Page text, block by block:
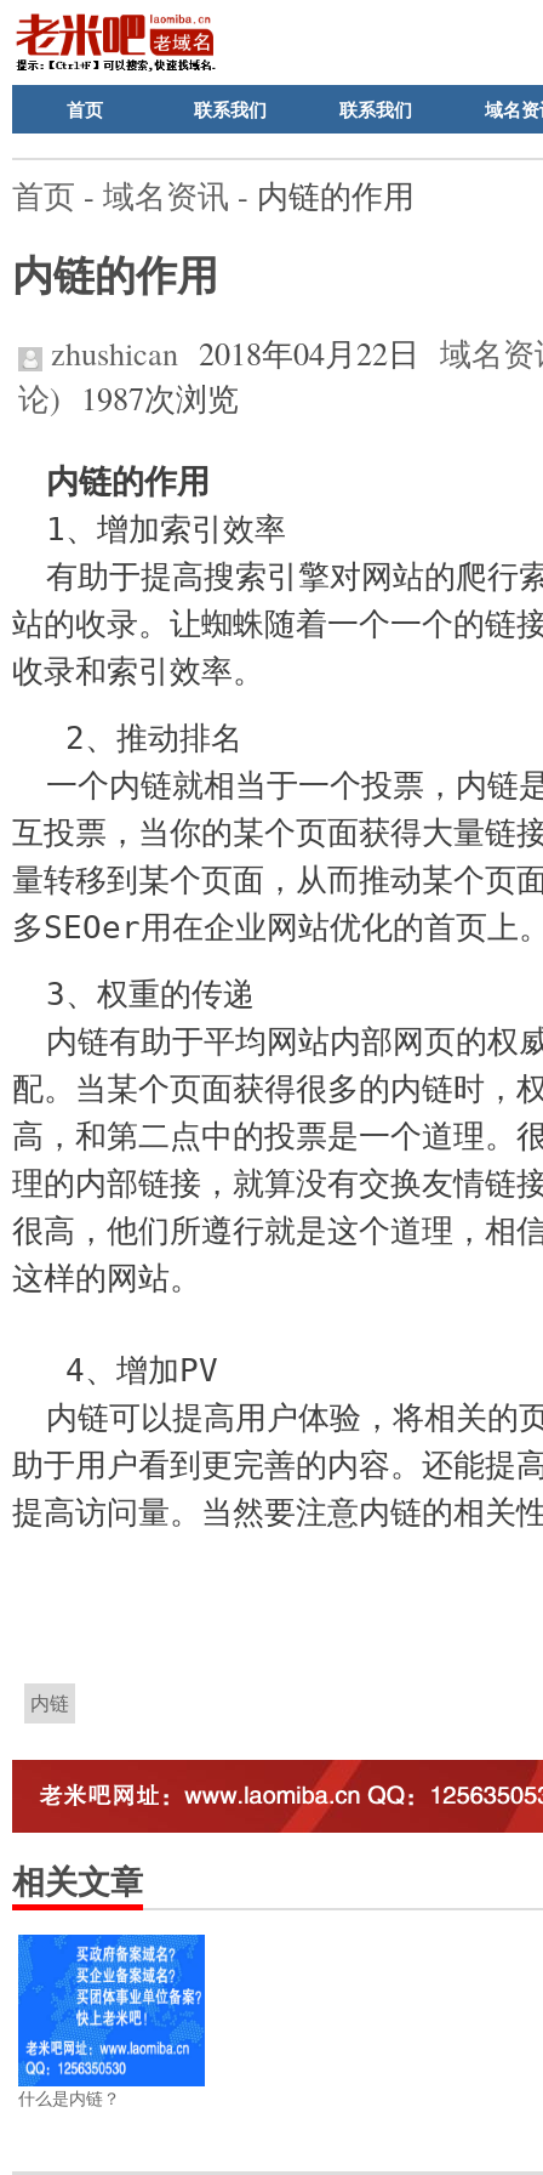
首页 联系我们 联系我们 域名
首页 - 域名资讯 - 内链的作用
内链的作用
zhushican 2018年04月22日 域名资
论) 1987次浏览
内链的作用
1、增加索引效率
有助于提高搜索引擎对网站的爬行
站的收录。让蜘蛛随着一个一个的链
收录和索引效率。
2、推动排名
一个内链就相当于一个投票，内链
互投票，当你的某个页面获得大量链
量转移到某个页面，从而推动某个页
多SEOer用在企业网站优化的首页上
3、权重的传递
内链有助于平均网站内部网页的权
配。当某个页面获得很多的内链时，
高，和第二点中的投票是一个道理。
理的内部链接，就算没有交换友情链
很高，他们所遵行就是这个道理，相
这样的网站。
4、增加PV
内链可以提高用户体验，将相关的
助于用户看到更完善的内容。还能提
提高访问量。当然要注意内链的相关
内链
相关文章
什么是内链？